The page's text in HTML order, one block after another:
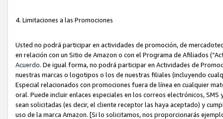
4. Limitaciones a las Promociones
Usted no podrá participar en actividades de promoción, de
en relación con un Sitio de Amazon o con el Programa de Afiliados
Acuerdo. De igual forma, no podrá participar en Actividades de
nuestras marcas o logotipos o los de nuestras filiales (incluyendo
Especial relacionados con promociones fuera de línea en cualquier
oral. Puede incluir enlaces especiales en los correos electrónicos,
sean solicitadas (es decir, el cliente receptor las haya aceptado) y
uso de la marca Amazon. [Si lo solicitamos, nos proporcionarás